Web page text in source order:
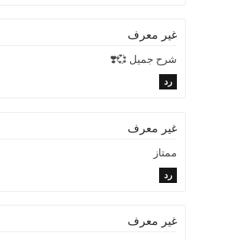
غير معرف
شرح جميل 💞❣️
رد
غير معرف
ممتاز
رد
غير معرف